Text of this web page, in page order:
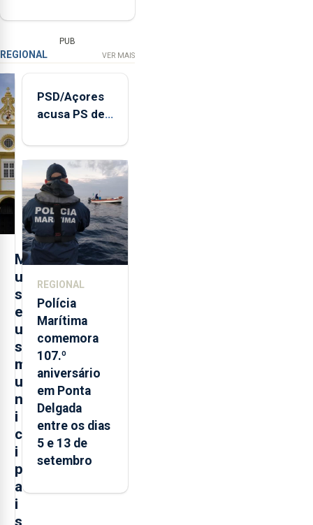
PUB
REGIONAL VER MAIS
M
u
s
e
u
s
m
u
n
i
c
i
p
a
i
PSD/Açores
acusa PS de
contraditória"
sobre
evolução
turística
REGIONAL
Polícia
Marítima
comemora
107.º
aniversário
em Ponta
Delgada
entre os dias
5 e 13 de
setembro